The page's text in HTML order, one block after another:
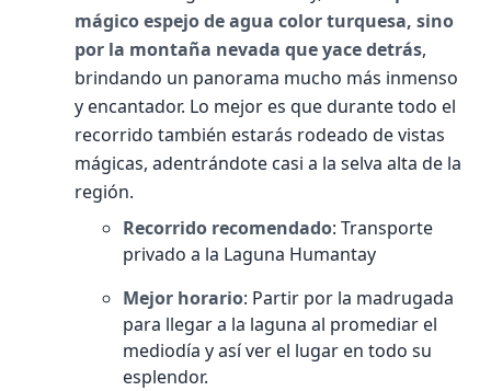
mágico espejo de agua color turquesa, sino
por la montaña nevada que yace detrás,
brindando un panorama mucho más inmenso
y encantador. Lo mejor es que durante todo el
recorrido también estarás rodeado de vistas
mágicas, adentrándote casi a la selva alta de la
región.
Recorrido recomendado: Transporte
privado a la Laguna Humantay
Mejor horario: Partir por la madrugada
para llegar a la laguna al promediar el
mediodía y así ver el lugar en todo su
esplendor.